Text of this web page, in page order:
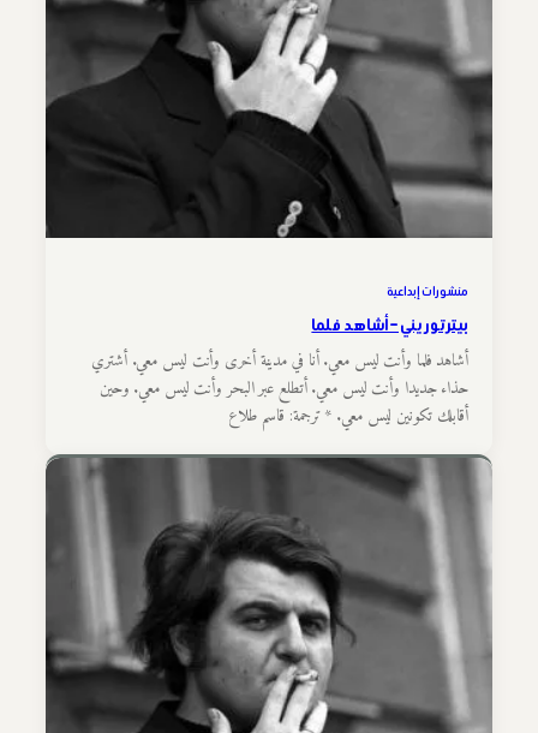
منشورات إبداعية
بيتر توريني – أشاهد فلما
أشاهد فلما وأنت ليس معي. أنا في مدينة أخرى وأنت ليس معي. أشتري
حذاء جديدا وأنت ليس معي. أتطلع عبر البحر وأنت ليس معي. وحين
أقابلك تكونين ليس معي. * ترجمة: قاسم طلاع